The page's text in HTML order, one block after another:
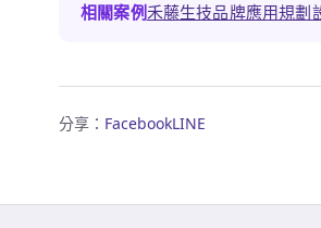
相關案例禾藤生技品牌應用規劃
分享： FacebookLINE